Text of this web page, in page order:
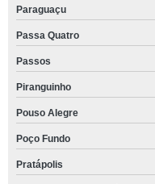
Paraguaçu
Passa Quatro
Passos
Piranguinho
Pouso Alegre
Poço Fundo
Pratápolis